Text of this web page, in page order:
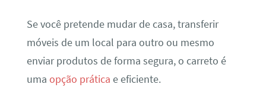
Se você pretende mudar de casa, transferir
móveis de um local para outro ou mesmo
enviar produtos de forma segura, o carreto é
uma opção prática e eficiente.